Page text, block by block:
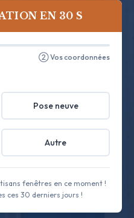
EN 30 S
② Vos coordonnées
Pose neuve
Autre
fenêtres en ce moment !
ces 30 derniers jours !